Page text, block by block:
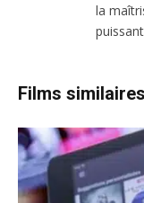
la
Films similaires